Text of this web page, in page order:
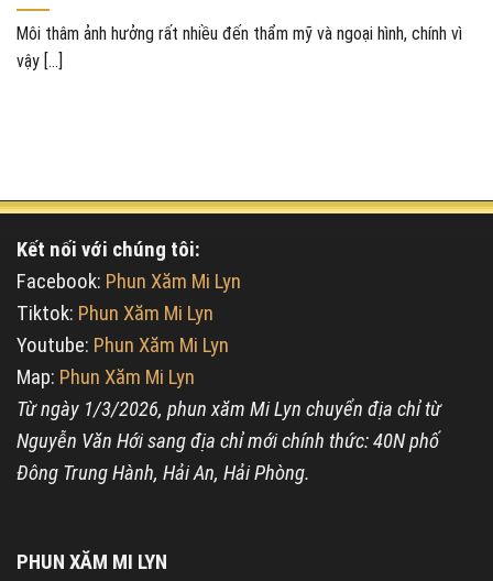
Môi thâm ảnh hưởng rất nhiều đến thẩm mỹ và ngoại hình, chính vì
vậy [...]
Kết nối với chúng tôi:
Facebook: Phun Xăm Mi Lyn
Tiktok: Phun Xăm Mi Lyn
Youtube: Phun Xăm Mi Lyn
Map: Phun Xăm Mi Lyn
Từ ngày 1/3/2026, phun xăm Mi Lyn chuyển địa chỉ từ
Nguyễn Văn Hới sang địa chỉ mới chính thức: 40N phố
Đông Trung Hành, Hải An, Hải Phòng.
PHUN XĂM MI LYN